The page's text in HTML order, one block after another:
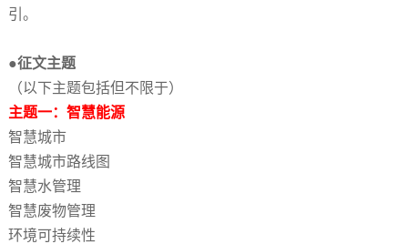
引。
●征文主题
（以下主题包括但不限于）
主题一：智慧能源
智慧城市
智慧城市路线图
智慧水管理
智慧废物管理
环境可持续性